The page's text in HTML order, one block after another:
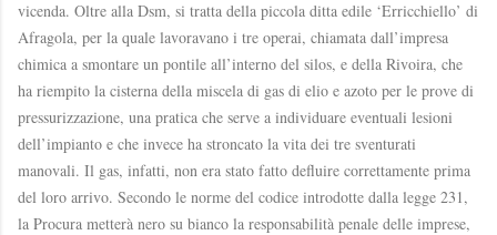
vicenda. Oltre alla Dsm, si tratta della piccola ditta edile ‘Erricchiello’ di
Afragola, per la quale lavoravano i tre operai, chiamata dall’impresa
chimica a smontare un pontile all’interno del silos, e della Rivoira, che
ha riempito la cisterna della miscela di gas di elio e azoto per le prove di
pressurizzazione, una pratica che serve a individuare eventuali lesioni
dell’impianto e che invece ha stroncato la vita dei tre sventurati
manovali. Il gas, infatti, non era stato fatto defluire correttamente prima
del loro arrivo. Secondo le norme del codice introdotte dalla legge 231,
la Procura metterà nero su bianco la responsabilità penale delle imprese,